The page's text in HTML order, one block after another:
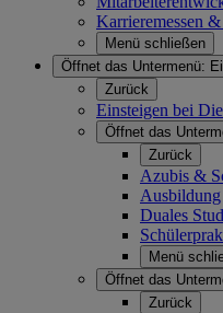
Karrieremessen
Menü schließen
Öffnet das Untermenü:
Zurück
Einsteigen bei
Öffnet das
Zurück
Azubis &
Ausbildung
Duales
Menü
Öffnet das
Zurück